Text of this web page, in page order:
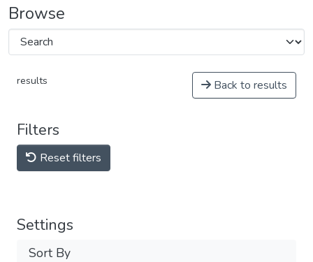
Browse
results Back to results
Filters
Reset filters
Settings
Sort By